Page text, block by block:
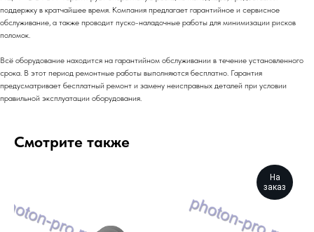
поддержку в кратчайшее время. Компания предлагает гарантийное и сервисное
обслуживание, а также проводит пуско-наладочные работы для минимизации рисков
поломок.
Всё оборудование находится на гарантийном обслуживании в течение установленного
срока. В этот период ремонтные работы выполняются бесплатно. Гарантия
предусматривает бесплатный ремонт и замену неисправных деталей при условии
правильной эксплуатации оборудования.
Смотрите также
На
заказ